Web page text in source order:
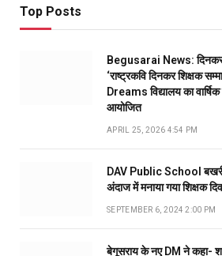
Top Posts
Begusarai News: दिनकर
‘राष्ट्रकवि दिनकर शिक्षक
Dreams विद्यालय का वार्षिक
आयोजित
APRIL 25, 2026 4:54 PM
DAV Public School
अंदाज में मनाया गया शिक्षक
SEPTEMBER 6, 2024 2:00 PM
बेगूसराय के नए DM ने कहा-